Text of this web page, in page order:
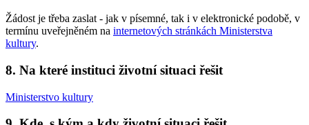
Žádost je třeba zaslat - jak v písemné, tak i v elektronické podobě, v
termínu uveřejněném na internetových stránkách Ministerstva
kultury.
8. Na které instituci životní situaci řešit
Ministerstvo kultury